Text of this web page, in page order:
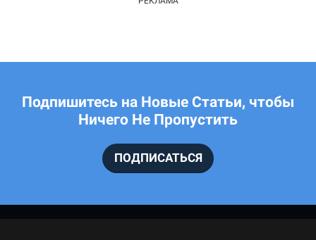
Подпишитесь на Новые Статьи, чтобы
Ничего Не Пропустить
ПОДПИСАТЬСЯ